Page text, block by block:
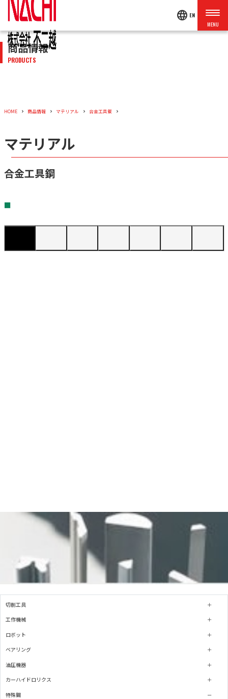
language EN
商品情報
PRODUCTS
HOME 商品情報 マテリアル 合金工具鋼
マテリアル
合金工具鋼
■
切削工具
工作機械
ロボット
ベアリング
油圧機器
カーハイドロリクス
特殊鋼